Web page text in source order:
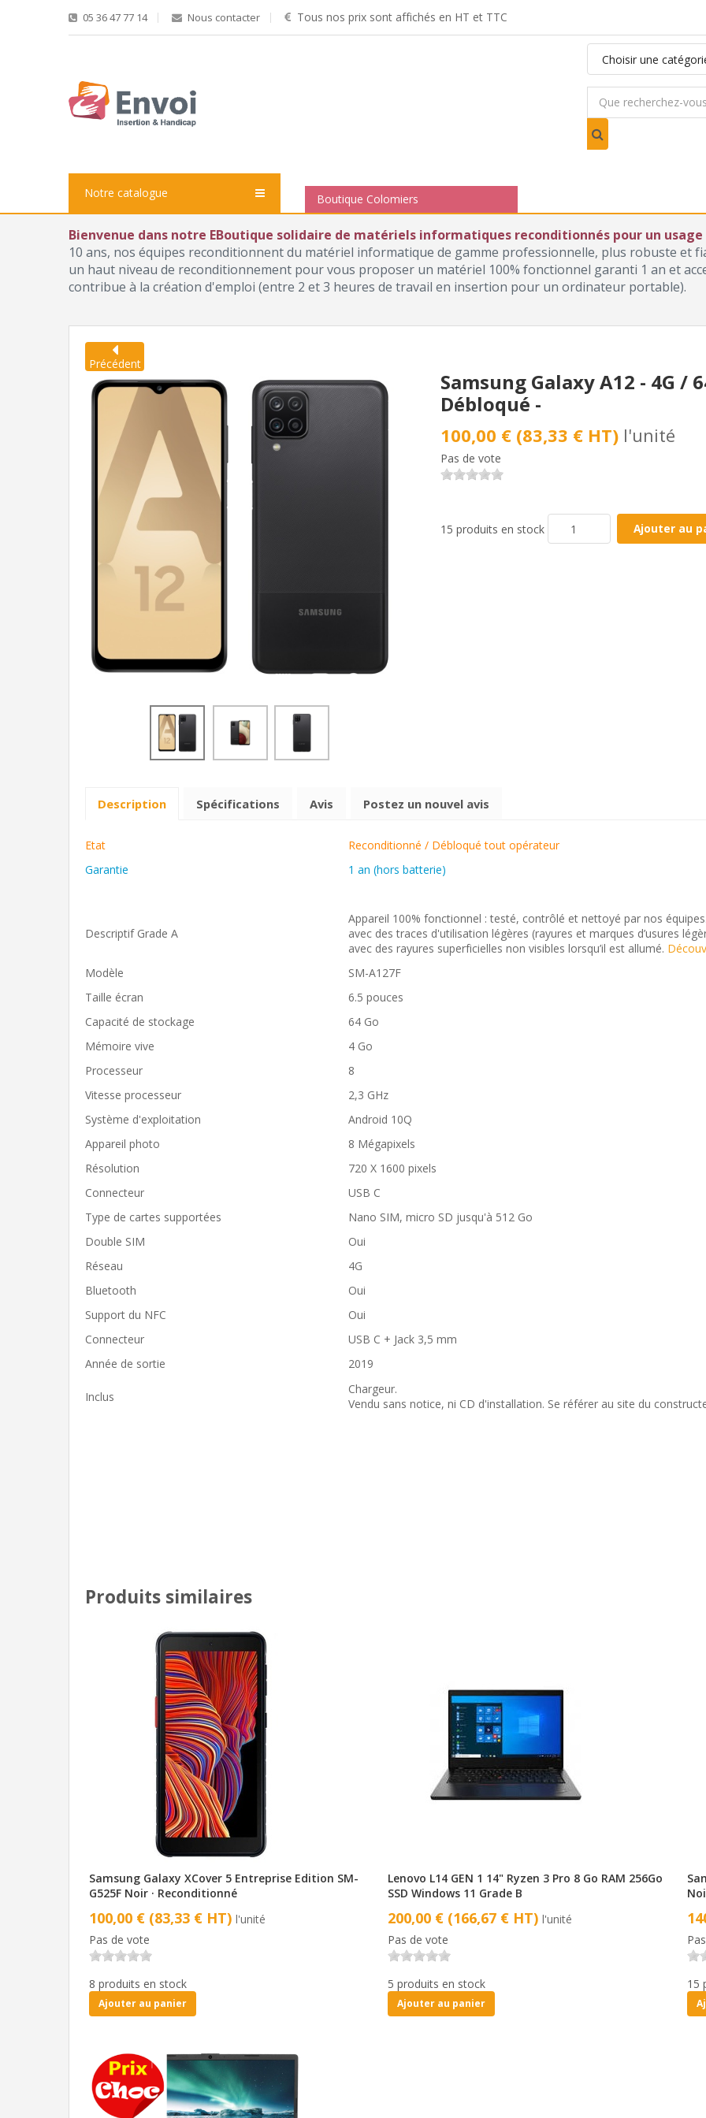
05 36 47 77 14 Nous contacter Tous nos prix sont affichés en HT et TTC
Notre catalogue Boutique Colomiers
Bienvenue dans notre EBoutique solidaire de matériels informatiques reconditionnés pour un
10 ans, nos équipes reconditionnent du matériel informatique de gamme professionnelle, plus robuste et
un haut niveau de reconditionnement pour vous proposer un matériel 100% fonctionnel garanti 1 an et
contribue à la création d'emploi (entre 2 et 3 heures de travail en insertion pour un ordinateur portable).
Précédent
Samsung Galaxy A12 - 4G /
Débloqué -
100,00 € (83,33 € HT) l'unité
Pas de vote
15 produits en stock Ajouter au
Description Spécifications Avis Postez un nouvel avis
Etat
Reconditionné / Débloqué tout opérateur
Garantie
1 an (hors batterie)
Descriptif Grade A
Appareil 100% fonctionnel : testé, contrôlé et nettoyé par nos
avec des traces d'utilisation légères (rayures et marques d’usures
avec des rayures superficielles non visibles lorsqu’il est allumé.
Modèle
SM-A127F
Taille écran
6.5 pouces
Capacité de stockage
64 Go
Mémoire vive
4 Go
Processeur
8
Vitesse processeur
2,3 GHz
Système d'exploitation
Android 10Q
Appareil photo
8 Mégapixels
Résolution
720 X 1600 pixels
Connecteur
USB C
Type de cartes supportées
Nano SIM, micro SD jusqu'à 512 Go
Double SIM
Oui
Réseau
4G
Bluetooth
Oui
Support du NFC
Oui
Connecteur
USB C + Jack 3,5 mm
Année de sortie
2019
Inclus
Chargeur.
Vendu sans notice, ni CD d'installation. Se référer au site du
Produits similaires
Samsung Galaxy XCover 5 Entreprise Edition SM-
G525F Noir · Reconditionné
100,00 € (83,33 € HT) l'unité
Pas de vote
8 produits en stock
Ajouter au panier
Lenovo L14 GEN 1 14" Ryzen 3 Pro 8 Go RAM 256Go
SSD Windows 11 Grade B
200,00 € (166,67 € HT)l'unité
Pas de vote
5 produits en stock
Ajouter au panier
15